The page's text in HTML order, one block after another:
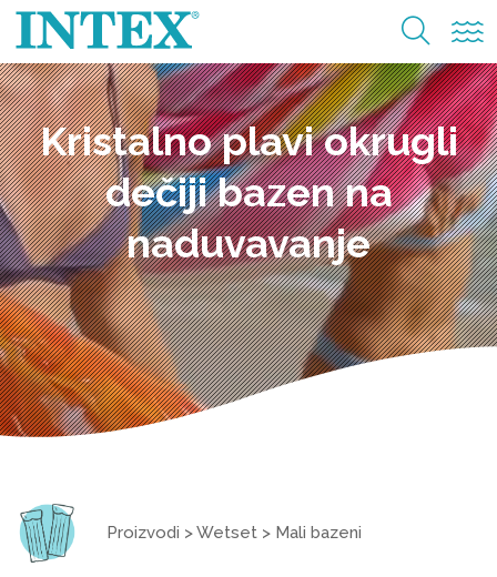
Kristalno plavi okrugli
dečiji bazen na
naduvavanje
Proizvodi >Wetset > Mali bazeni